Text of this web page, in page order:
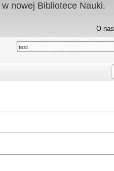
nowej Bibliotece Nauki.
O nas
test